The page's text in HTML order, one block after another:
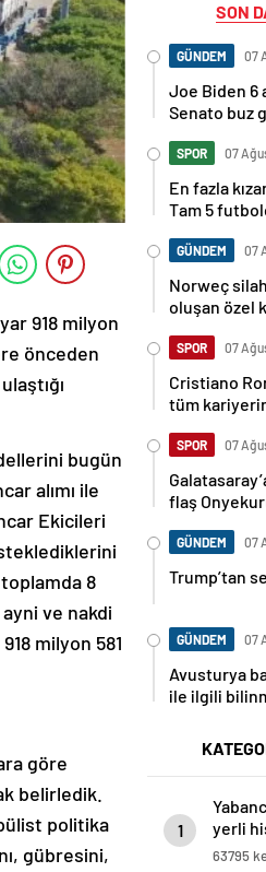
918 milyon
önceden
bugün
alımı ile
Ekicileri
8
ve nakdi
milyon 581
göre
belirledik.
politika
gübresini,
SON
GÜNDEM 07
Joe Biden 6
Senato buz
SPOR 07
En fazla
Tam 5
GÜNDEM 07
Norweç
oluşan özel
SPOR 07
Cristiano
tüm
SPOR 07
flaş
GÜNDEM 07
Trump’tan
GÜNDEM 07
Avusturya
ile ilgili
1
yerli
63795